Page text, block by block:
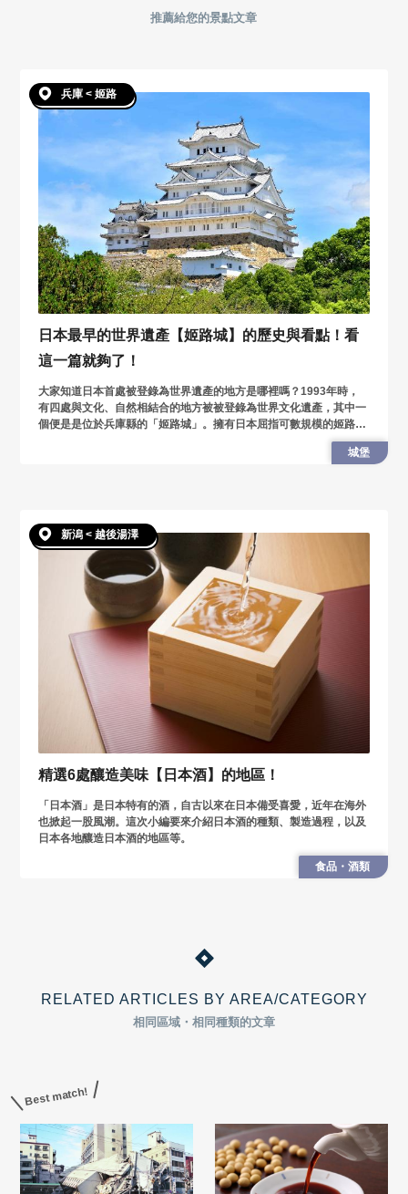
推薦給您的景點文章
兵庫 < 姬路
日本最早的世界遺產【姬路城】的歷史與看點！看
這一篇就夠了！
大家知道日本首處被登錄為世界遺產的地方是哪裡嗎？1993年時，
有四處與文化、自然相結合的地方被被登錄為世界文化遺產，其中一
個便是是位於兵庫縣的「姬路城」。擁有日本屈指可數規模的姬路
城堡
新潟 < 越後湯澤
精選6處釀造美味【日本酒】的地區！
「日本酒」是日本特有的酒，自古以來在日本備受喜愛，近年在海外
也掀起一股風潮。這次小編要來介紹日本酒的種類、製造過程，以及
日本各地釀造日本酒的地區等。
食品・酒類
RELATED ARTICLES BY AREA/CATEGORY
相同區域・相同種類的文章
Best match!